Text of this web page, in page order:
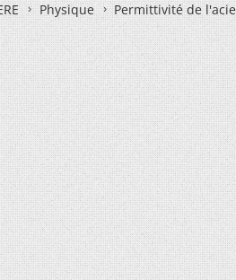
Physique Permittivité de